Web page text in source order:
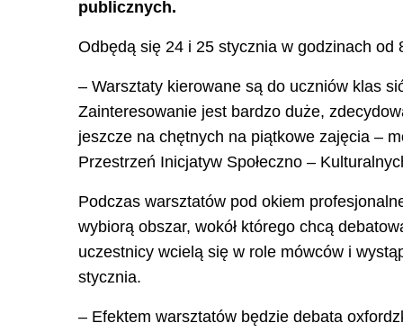
publicznych.
Odbędą się 24 i 25 stycznia w godzinach od
– Warsztaty kierowane są do uczniów klas
Zainteresowanie jest bardzo duże,
jeszcze na chętnych na piątkowe zajęcia –
Przestrzeń Inicjatyw Społeczno –
Podczas warsztatów pod okiem
wybiorą obszar, wokół którego chcą
uczestnicy wcielą się w role mówców i
stycznia.
– Efektem warsztatów będzie debata